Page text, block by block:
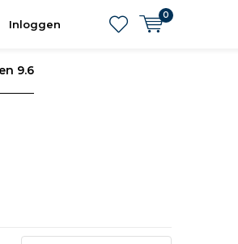
Inloggen
0
9.6